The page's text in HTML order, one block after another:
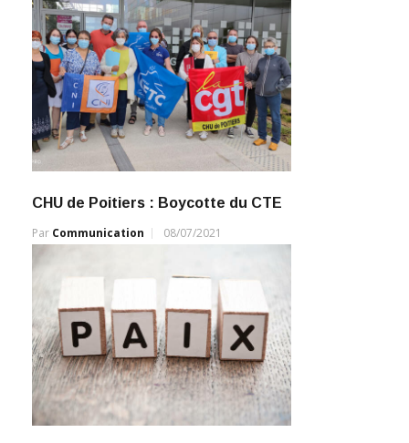
CHU de Poitiers : Boycotte du CTE
Par Communication 08/07/2021